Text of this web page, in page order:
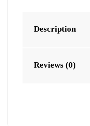
Description
Reviews (0)